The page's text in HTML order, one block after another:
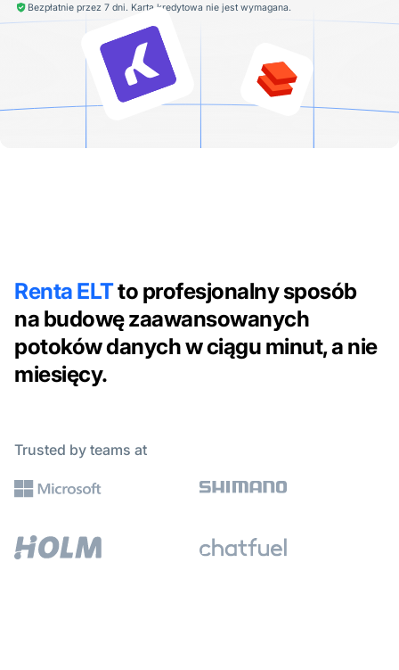
Bezpłatnie przez 7 dni. Karta kredytowa nie jest wymagana.
Renta ELTto profesjonalny sposób
na budowę zaawansowanych
potoków danych w ciągu minut, a nie
miesięcy.
Trusted by teams at